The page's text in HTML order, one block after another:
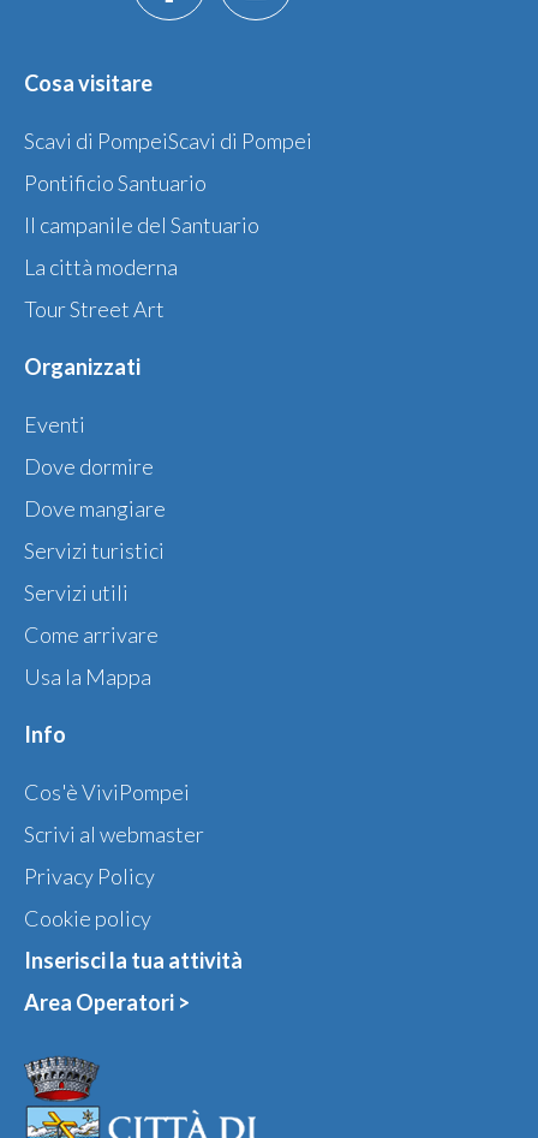
Cosa visitare
Scavi di PompeiScavi di Pompei
Pontificio Santuario
Il campanile del Santuario
La città moderna
Tour Street Art
Organizzati
Eventi
Dove dormire
Dove mangiare
Servizi turistici
Servizi utili
Come arrivare
Usa la Mappa
Info
Cos'è ViviPompei
Scrivi al webmaster
Privacy Policy
Cookie policy
Inserisci la tua attività
Area Operatori >